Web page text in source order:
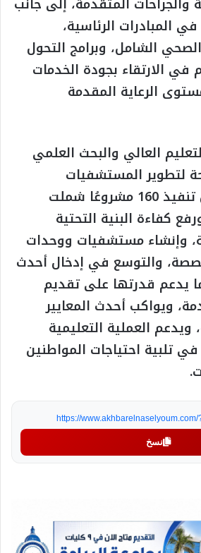
المبادرات الرئاسية،
الشامل، وبرامج التحول
الارتقاء بجودة الخدمات
الرعاية المقدمة
العالي والبحث العلمي
لتطوير المستشفيات
الجامعية، من خلال تنفيذ 160 مشروعُا شملت
كفاءة البنية التحتية
وإنشاء مستشفيات ووحدات
والتوسع في إدخال أحدث
يدعم قدرتها على تقديم
ويواكب أحدث المعايير
ويدعم العملية التعليمية
تلبية احتياجات المواطنين
https://
نسخ